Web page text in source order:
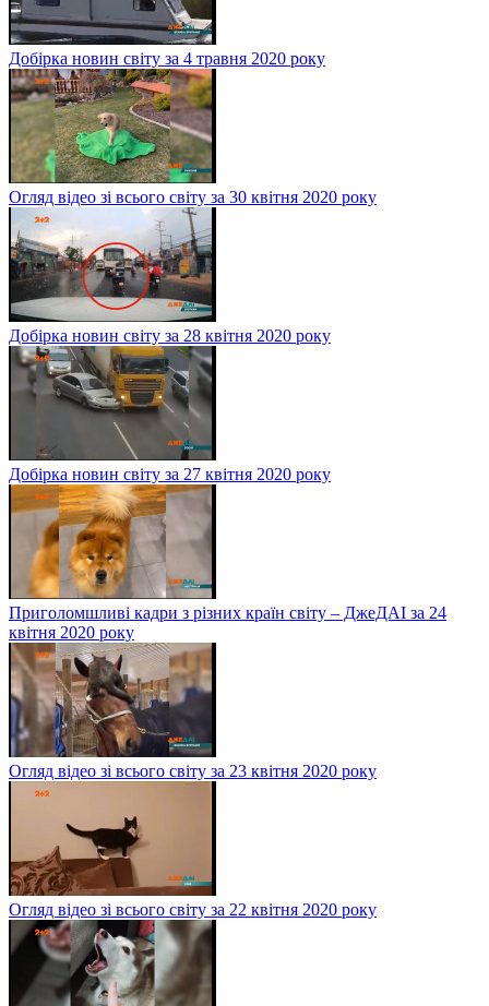
Добірка новин світу за 4 травня 2020 року
Огляд відео зі всього світу за 30 квітня 2020 року
Добірка новин світу за 28 квітня 2020 року
Добірка новин світу за 27 квітня 2020 року
Приголомшливі кадри з різних країн світу – ДжеДАІ за 24
квітня 2020 року
Огляд відео зі всього світу за 23 квітня 2020 року
Огляд відео зі всього світу за 22 квітня 2020 року